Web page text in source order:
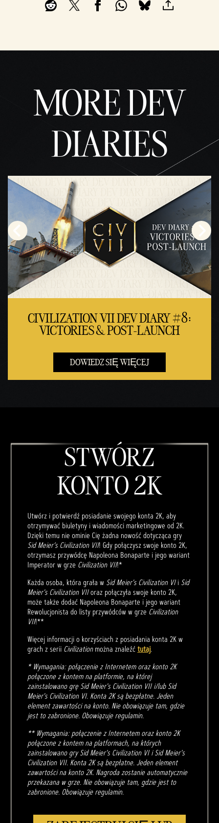
MORE DEV
DIARIES
CIVILIZATION VII DEV DIARY #8:
VICTORIES & POST-LAUNCH
DOWIEDZ SIĘ WIĘCEJ
STWÓRZ
KONTO 2K
Utwórz i potwierdź posiadanie swojego konta 2K, aby
otrzymywać biuletyny i wiadomości marketingowe od 2K.
Dzięki temu nie ominie Cię żadna nowość dotycząca gry
Sid Meier’s Civilization VII! Gdy połączysz swoje konto 2K,
otrzymasz przywódcę Napoleona Bonaparte i jego wariant
Imperator w grze Civilization VII!*
Każda osoba, która grała w Sid Meier's Civilization VIi Sid
Meier's Civilization VIIoraz połączyła swoje konto 2K,
może także dodać Napoleona Bonaparte i jego wariant
Rewolucjonista do listy przywódców w grze Civilization
VII!**
Więcej informacji o korzyściach z posiadania konta 2K w
grach z serii Civilizationmożna znaleźćtutaj.
* Wymagania: połączenie z Internetem oraz konto 2K
połączone z kontem na platformie, na której
zainstalowano grę Sid Meier's Civilization VII i/lub Sid
Meier's Civilization VI. Konta 2K są bezpłatne. Jeden
element zawartości na konto. Nie obowiązuje tam, gdzie
jest to zabronione. Obowiązuje regulamin.
** Wymagania: połączenie z Internetem oraz konto 2K
połączone z kontem na platformach, na których
zainstalowano gry Sid Meier's Civilization VI i Sid Meier's
Civilization VII. Konta 2K są bezpłatne. Jeden element
zawartości na konto 2K. Nagroda zostanie automatycznie
przekazana w grze. Nie obowiązuje tam, gdzie jest to
zabronione. Obowiązuje regulamin.